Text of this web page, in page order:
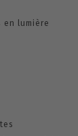
en lumière